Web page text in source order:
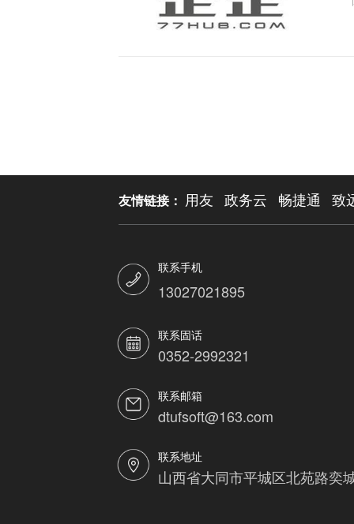
友情链接： 用友 政务云 畅捷通 致
联系手机
13027021895
联系固话
0352-2992321
联系邮箱
dtufsoft@163.com
联系地址
山西省大同市平城区北苑路奕